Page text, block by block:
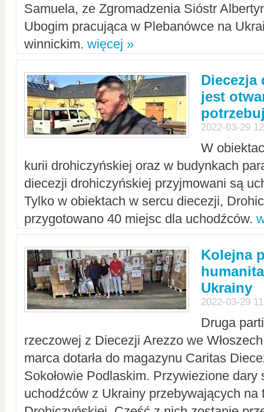
Samuela, ze Zgromadzenia Sióstr
Ubogim pracująca w Plebanówce na
winnickim. więcej »
Diecezja
jest
2022-03-29
W
kurii drohiczyńskiej oraz w budynkach
diecezji drohiczyńskiej przyjmowani są
Tylko w obiektach w sercu diecezji,
przygotowano 40 miejsc dla uchodźców.
Kolejna
Ukrainy
2022-03-29
Druga
rzeczowej z Diecezji Arezzo we
marca dotarła do magazynu Caritas
Sokołowie Podlaskim. Przywiezione dary
uchodźców z Ukrainy przebywających na